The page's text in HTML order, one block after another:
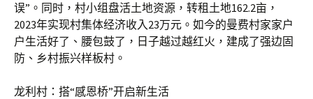
误”。同时，村小组盘活土地资源，转租土地162.2亩，
2023年实现村集体经济收入23万元。如今的曼费村家家户
户生活好了、腰包鼓了，日子越过越红火，建成了强边固
防、乡村振兴样板村。
龙利村：搭“感恩桥”开启新生活